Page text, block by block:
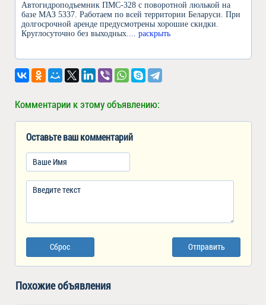
Автогидроподъемник ПМС-328 с поворотной люлькой на
базе МАЗ 5337. Работаем по всей территории Беларуси. При
долгосрочной аренде предусмотрены хорошие скидки.
Круглосуточно без выходных.... раскрыть
Комментарии к этому объявлению:
Оставьте ваш комментарий
Сброс Отправить
Похожие объявления